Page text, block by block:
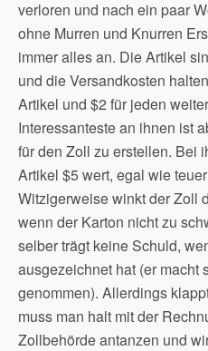
verloren und nach ein paar
ohne Murren und Knurren
immer alles an. Die Artikel
und die Versandkosten
Artikel und $2 für jeden
Interessanteste an ihnen ist
für den Zoll zu erstellen. Bei
Artikel $5 wert, egal wie
Witzigerweise winkt der Zoll
wenn der Karton nicht zu
selber trägt keine Schuld,
ausgezeichnet hat (er macht
genommen). Allerdings
muss man halt mit der
Zollbehörde antanzen und